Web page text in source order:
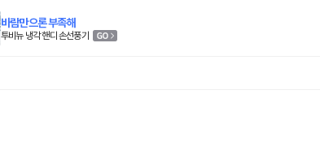
바람만으론 부족해
투비뉴 냉각 핸디 손선풍기